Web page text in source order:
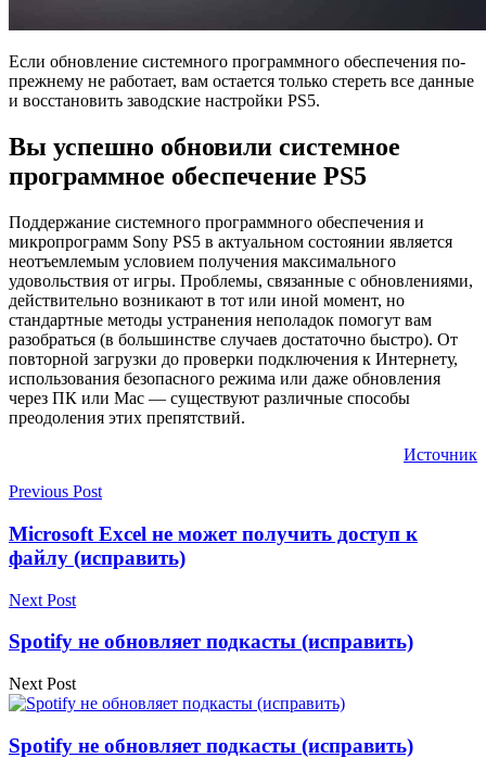
Если обновление системного программного обеспечения по-
прежнему не работает, вам остается только стереть все данные
и восстановить заводские настройки PS5.
Вы успешно обновили системное
программное обеспечение PS5
Поддержание системного программного обеспечения и
микропрограмм Sony PS5 в актуальном состоянии является
неотъемлемым условием получения максимального
удовольствия от игры. Проблемы, связанные с обновлениями,
действительно возникают в тот или иной момент, но
стандартные методы устранения неполадок помогут вам
разобраться (в большинстве случаев достаточно быстро). От
повторной загрузки до проверки подключения к Интернету,
использования безопасного режима или даже обновления
через ПК или Mac — существуют различные способы
преодоления этих препятствий.
Источник
Previous Post
Microsoft Excel не может получить доступ к
файлу (исправить)
Next Post
Spotify не обновляет подкасты (исправить)
Next Post
Spotify не обновляет подкасты (исправить)